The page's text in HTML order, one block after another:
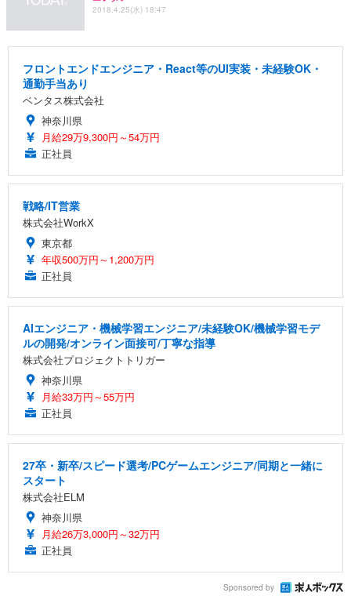
2018.4.25(水) 18:47
フロントエンドエンジニア・React等のUI実装・未経験OK・
通勤手当あり
ベンタス株式会社
神奈川県
月給29万9,300円～54万円
正社員
戦略/IT営業
株式会社WorkX
東京都
年収500万円～1,200万円
正社員
AIエンジニア・機械学習エンジニア/未経験OK/機械学習モデ
ルの開発/オンライン面接可/丁寧な指導
株式会社プロジェクトトリガー
神奈川県
月給33万円～55万円
正社員
27卒・新卒/スピード選考/PCゲームエンジニア/同期と一緒に
スタート
株式会社ELM
神奈川県
月給26万3,000円～32万円
正社員
Sponsored by